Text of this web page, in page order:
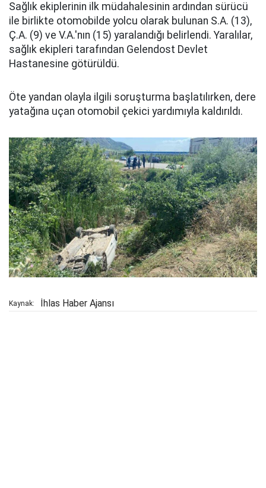
Sağlık ekiplerinin ilk müdahalesinin ardından sürücü
ile birlikte otomobilde yolcu olarak bulunan S.A. (13),
Ç.A. (9) ve V.A.'nın (15) yaralandığı belirlendi. Yaralılar,
sağlık ekipleri tarafından Gelendost Devlet
Hastanesine götürüldü.
Öte yandan olayla ilgili soruşturma başlatılırken, dere
yatağına uçan otomobil çekici yardımıyla kaldırıldı.
Kaynak: İhlas Haber Ajansı